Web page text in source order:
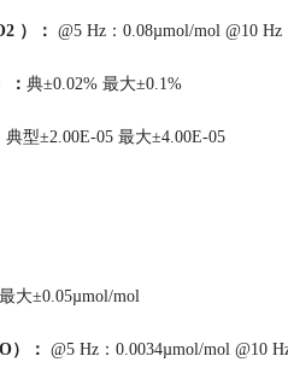
）： @5 Hz：0.08µmol/mol @10
： 典±0.02% 最大±0.1%
典型±2.00E-05 最大±4.00E-05
大±0.05µmol/mol
）： @5 Hz：0.0034µmol/mol @10